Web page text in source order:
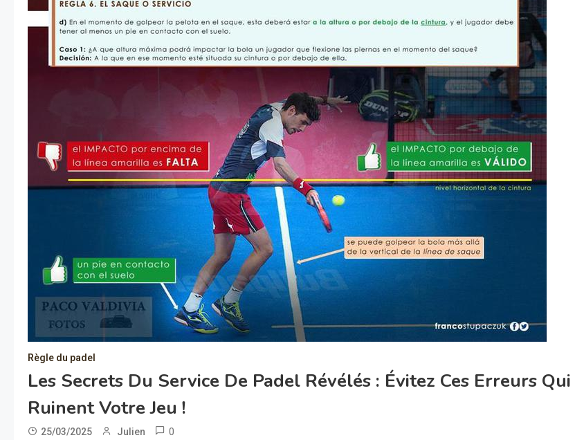
Règle du padel
Les Secrets Du Service De Padel Révélés : Évitez Ces Erreurs Qui
Ruinent Votre Jeu !
25/03/2025 Julien 0